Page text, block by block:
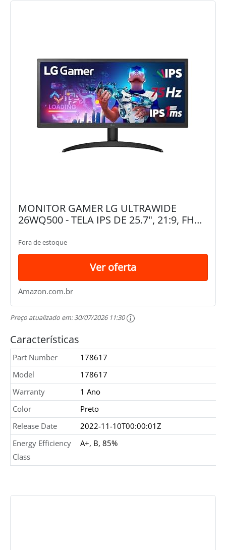
MONITOR GAMER LG ULTRAWIDE
26WQ500 - TELA IPS DE 25.7", 21:9, FHD
FREESYNC, HDR10
Fora de estoque
Ver oferta
Amazon.com.br
Preço atualizado em:30/07/2026 11:30
Características
Part Number
178617
Model
178617
Warranty
1 Ano
Color
Preto
Release Date
2022-11-10T00:00:01Z
Energy Efficiency
Class
A+, B, 85%